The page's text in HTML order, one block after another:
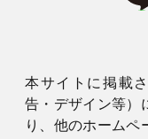
本サイトに掲載
告・デザイン等）
り、他のホームペ